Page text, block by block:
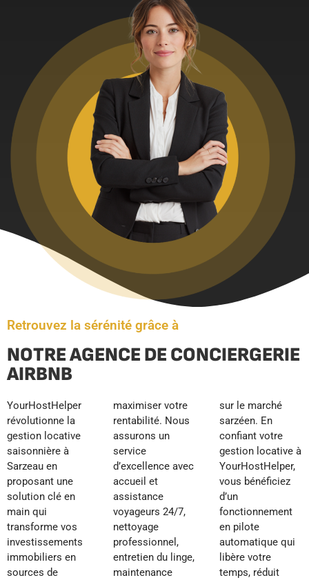
Retrouvez la sérénité grâce à
NOTRE AGENCE DE CONCIERGERIE
AIRBNB
YourHostHelper
révolutionne la
gestion locative
saisonnière à
Sarzeau en
proposant une
solution clé en
main qui
transforme vos
investissements
immobiliers en
sources de
maximiser votre
rentabilité. Nous
assurons un
service
d’excellence avec
accueil et
assistance
voyageurs 24/7,
nettoyage
professionnel,
entretien du linge,
maintenance
sur le marché
sarzéen. En
confiant votre
gestion locative à
YourHostHelper,
vous bénéficiez
d’un
fonctionnement
en pilote
automatique qui
libère votre
temps, réduit